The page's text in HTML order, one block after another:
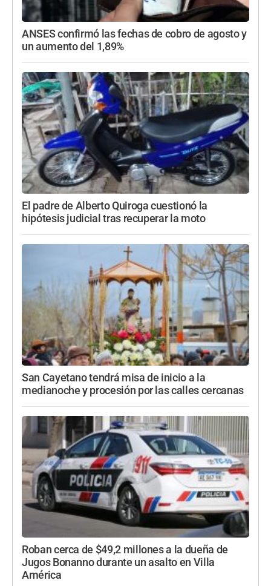
ANSES confirmó las fechas de cobro de agosto y
un aumento del 1,89%
El padre de Alberto Quiroga cuestionó la
hipótesis judicial tras recuperar la moto
San Cayetano tendrá misa de inicio a la
medianoche y procesión por las calles cercanas
Roban cerca de $49,2 millones a la dueña de
Jugos Bonanno durante un asalto en Villa
América